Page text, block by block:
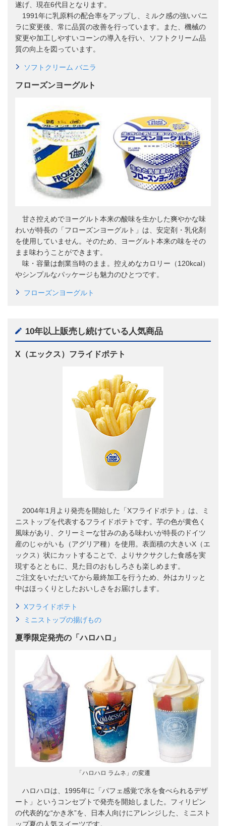
遂げ、現在6代目となります。
1991年に乳原料の配合率をアップし、ミルク感の強いバニ
ラに変更後、常に品質の改善を行っています。また、機械の
変更や加工しやすいコーンの導入を行い、ソフトクリーム品
質の向上を図っています。
ソフトクリーム バニラ
フローズンヨーグルト
甘さ控えめでヨーグルト本来の酸味を生かした爽やかな味
わいが特長の「フローズンヨーグルト」は、安定剤・乳化剤
を使用していません。そのため、ヨーグルト本来の味をその
まま味わうことができます。
味・容量は創業当時のまま。控えめなカロリー（120kcal）
やシンプルなパッケージも魅力のひとつです。
フローズンヨーグルト
10年以上販売し続けている人気商品
X（エックス）フライドポテト
2004年1月より発売を開始した「Xフライドポテト」は、ミ
ニストップを代表するフライドポテトです。芋の色が黄色く
風味があり、クリーミーな甘みのある味わいが特長のドイツ
産のじゃがいも（アグリア種）を使用。表面積の大きいX（エ
ックス）状にカットすることで、よりサクサクした食感を実
現するとともに、見た目のおもしろさも楽しめます。
ご注文をいただいてから最終加工を行うため、外はカリッと
中はほっくりとしたおいしさをお届けします。
Xフライドポテト
ミニストップの揚げもの
夏季限定発売の「ハロハロ」
「ハロハロ ラムネ」の変遷
ハロハロは、1995年に「パフェ感覚で氷を食べられるデザ
ート」というコンセプトで発売を開始しました。フィリピン
の代表的な“かき氷”を、日本人向けにアレンジした、ミニスト
ップ夏の人気スイーツです。